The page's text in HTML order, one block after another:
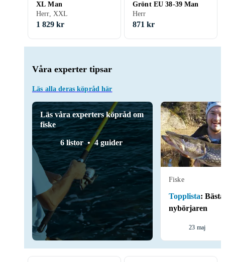
Våra experter tipsar
Läs alla deras köpråd här
Läs våra experters köpråd om
fiske
6 listor 4 guider
Fiske
Topplista:
nybörjaren
23 maj
XL Man
Herr, XXL
1 829 kr
Grönt EU 38-39 Man
Herr
871 kr